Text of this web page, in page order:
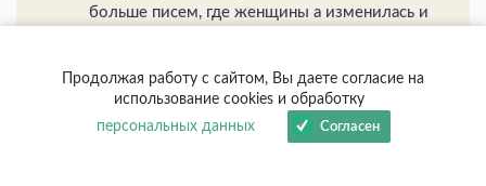
больше писем, где женщины а изменилась и
Это только ...
От С. Н. Лазарева
Задание от С.Н.Лазарева: «Правильно ли я иду?»
Продолжая работу с сайтом, Вы даете согласие на
использование cookies и обработку
персональных данных
Согласен